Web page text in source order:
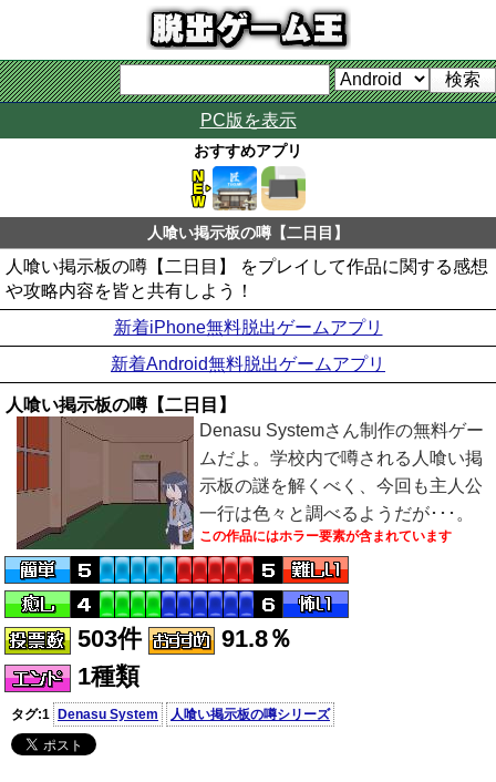
PC版を表示
おすすめアプリ
人喰い掲示板の噂【二日目】
人喰い掲示板の噂【二日目】 をプレイして作品に関する感想
や攻略内容を皆と共有しよう！
新着iPhone無料脱出ゲームアプリ
新着Android無料脱出ゲームアプリ
人喰い掲示板の噂【二日目】
Denasu Systemさん制作の無料ゲー
ムだよ。学校内で噂される人喰い掲
示板の謎を解くべく、今回も主人公
一行は色々と調べるようだが･･･。
この作品にはホラー要素が含まれています
503件
91.8％
1種類
タグ:1 Denasu System 人喰い掲示板の噂シリーズ